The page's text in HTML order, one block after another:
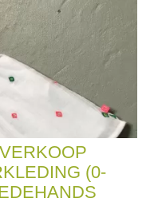
(0-